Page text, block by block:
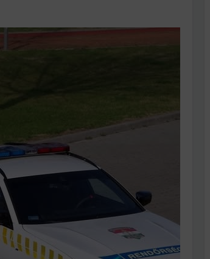
Móricz Zsigmond: falusi író vagy boncmester?
is nőhetnek a bérleti díjak a ponthatárhirdetés
után az egyetemi városokban
nem Krisztust szépítette meg: minket leplezett le
Ahol köszönnek, ott még van város
Amikor a Tetris boldogabbá tesz, mint a szerelem
Létezik tökéletes élet: Truman is elhitte
a zseni, aki belenézett a saját koponyájába